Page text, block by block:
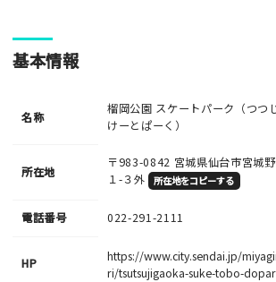
基本情報
名称
榴岡公園 スケートパーク（つつ
けーとぱーく）
所在地
〒983-0842 宮城県仙台市宮城
１-３外
所在地をコピーする
電話番号 022-291-2111
HP
https://www.city.sendai.jp/
ri/tsutsujigaoka-suke-tobo-